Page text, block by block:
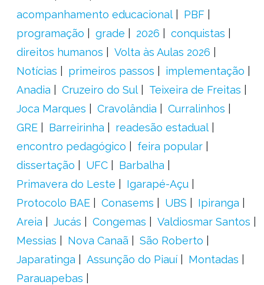
acompanhamento educacional
PBF
programação
grade 2026
conquistas
direitos humanos
Volta às Aulas 2026
Notícias
primeiros passos
implementação
Anadia
Cruzeiro do Sul
Teixeira de Freitas
Joca Marques
Cravolândia
Curralinhos
GRE
Barreirinha
readesão estadual
encontro pedagógico
feira popular
dissertação
UFC
Barbalha
Primavera do Leste
Igarapé-Açu
Protocolo BAE
Conasems UBS
Ipiranga
Areia
Jucás Congemas
Valdiosmar Santos
Messias
Nova Canaã
São Roberto
Japaratinga
Assunção do Piauí
Montadas
Parauapebas